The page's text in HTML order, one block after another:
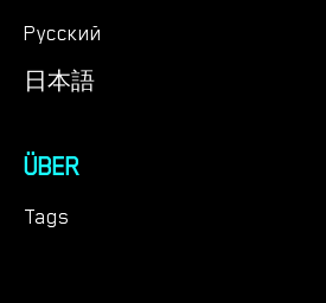
Русский
日本語
ÜBER
Tags